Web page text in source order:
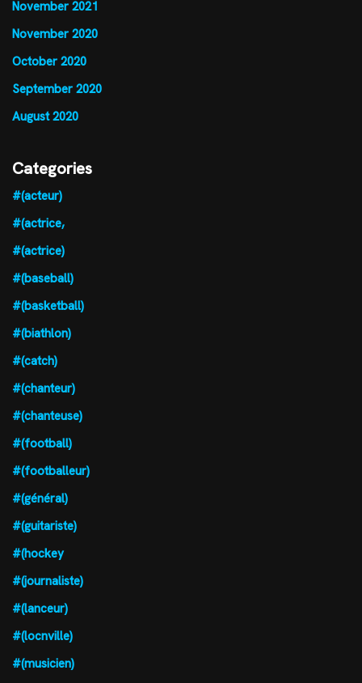
November 2021
November 2020
October 2020
September 2020
August 2020
Categories
#(acteur)
#(actrice,
#(actrice)
#(baseball)
#(basketball)
#(biathlon)
#(catch)
#(chanteur)
#(chanteuse)
#(football)
#(footballeur)
#(général)
#(guitariste)
#(hockey
#(journaliste)
#(lanceur)
#(locnville)
#(musicien)